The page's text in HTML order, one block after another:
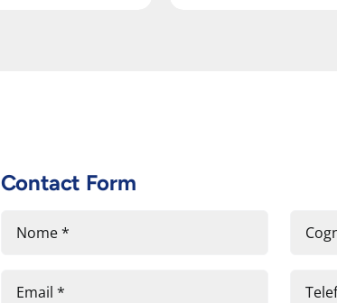
Contact Form